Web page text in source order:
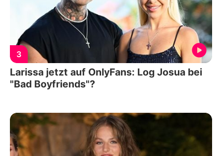
3
Larissa jetzt auf OnlyFans: Log Josua bei
"Bad Boyfriends"?